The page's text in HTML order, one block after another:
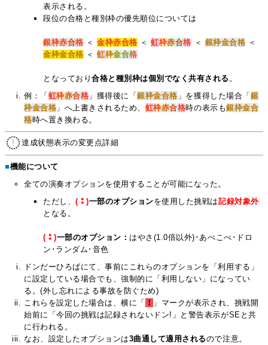
表示される。
段位の合格と種別枠の優先順位については
銀枠赤合格 ＜金枠赤合格 ＜虹枠赤合格 ＜ 銀枠金合格 ＜
金枠金合格 ＜虹枠金合格
となっており合格と種別枠は個別でなく共有される 。
例：「 虹枠赤合格 」獲得後に「銀枠金合格 」を獲得した場合「 銀
枠金合格 」へ上書きされるため、 虹枠赤合格時の表示も銀枠金合
格時へ置き換わる。
達成状態表示の変更点詳細
■機能について
全ての演奏オプションを使用することが可能になった。
ただし、(⁑)一部のオプションを使用した挑戦は記録対象外
となる。
(⁑)一部のオプション： はやさ(1.0倍以外)･あべこべ･ドロ
ン･ランダム･音色
ドンだーひろばにて、事前にこれらのオプションを「利用する」
に設定している場合でも、強制的に「利用しない」になってい
る。(外し忘れによる事故を防ぐため)
これらを設定した場合は、横に「
！ 」マークが表示され、挑戦開
始前に「今回の挑戦は記録されないドン!」と警告表示がSEと共
に行われる。
なお、設定したオプションは3曲通して適用されるので注意。